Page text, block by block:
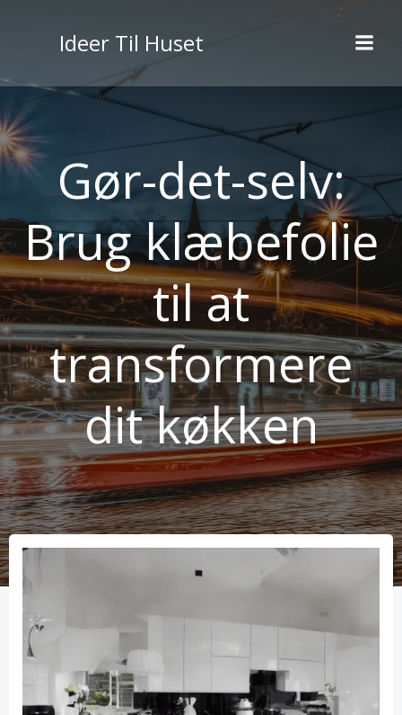
indhold
Ideer Til Huset
Gør-det-selv:
Brug klæbefolie
til at
transformere
dit køkken